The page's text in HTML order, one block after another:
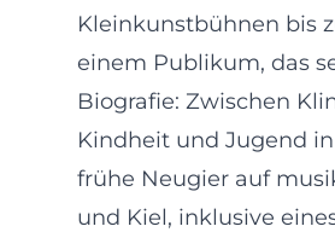
Kleinkunstbühnen bis
einem Publikum, das
Biografie: Zwischen
Kindheit und Jugend
frühe Neugier auf
und Kiel, inklusive